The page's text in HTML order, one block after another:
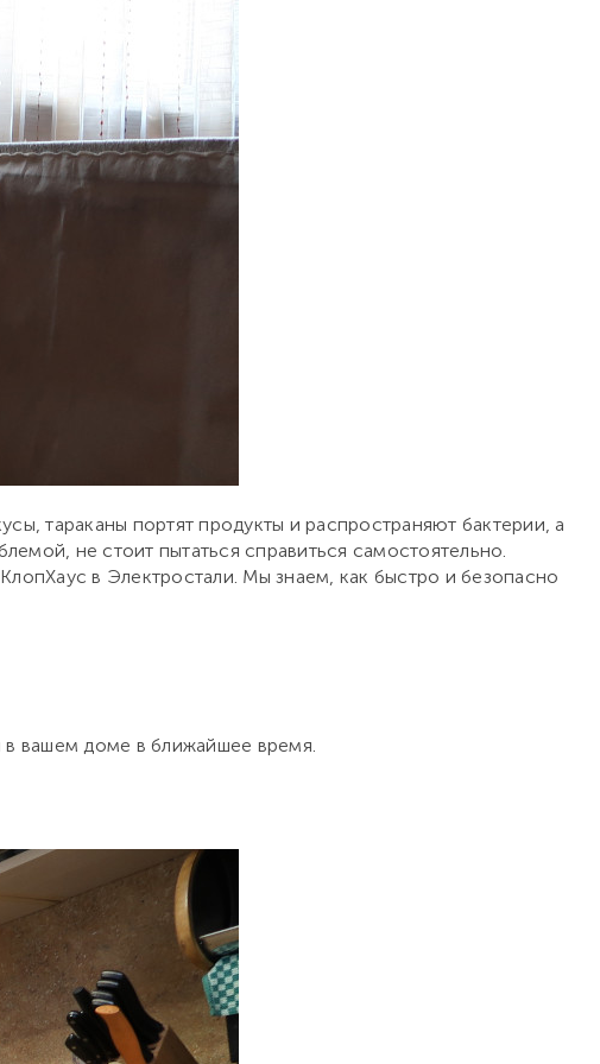
тараканы портят продукты и распространяют бактерии, а
не стоит пытаться справиться самостоятельно.
в Электростали. Мы знаем, как быстро и безопасно
в вашем доме в ближайшее время.